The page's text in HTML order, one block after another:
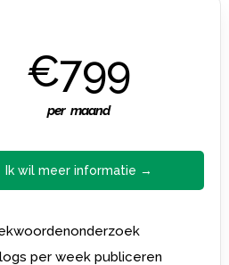
€799
per maand
Ik wil meer informatie →
per week publiceren